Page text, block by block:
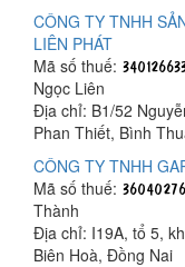
CÔNG TY TNHH
LIÊN PHÁT
Mã số thuế:
Ngọc Liên
Địa chỉ: B1/52
Phan Thiết, Bình
CÔNG TY TNHH
Mã số thuế:
Thành
Địa chỉ: I19A, tổ 5,
Biên Hoà, Đồng Nai